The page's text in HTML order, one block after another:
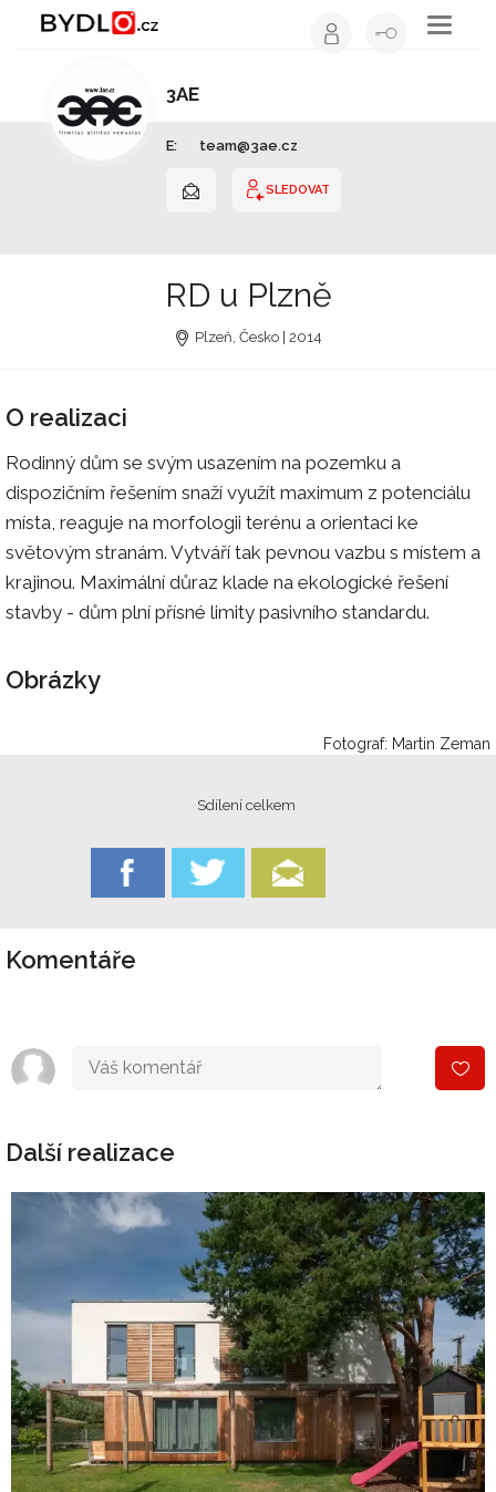
Toggle
3AE
E: team@3ae.cz
SLEDOVAT
RD u Plzně
Plzeň, Česko | 2014
O realizaci
Rodinný dům se svým usazením na pozemku a
dispozičním řešením snaží využít maximum z potenciálu
místa, reaguje na morfologii terénu a orientaci ke
světovým stranám. Vytváří tak pevnou vazbu s místem a
krajinou. Maximální důraz klade na ekologické řešení
stavby - dům plní přísné limity pasivního standardu.
Obrázky
Fotograf: Martin Zeman
Sdílení celkem
Komentáře
Další realizace